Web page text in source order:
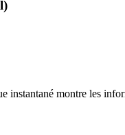
instantané montre les